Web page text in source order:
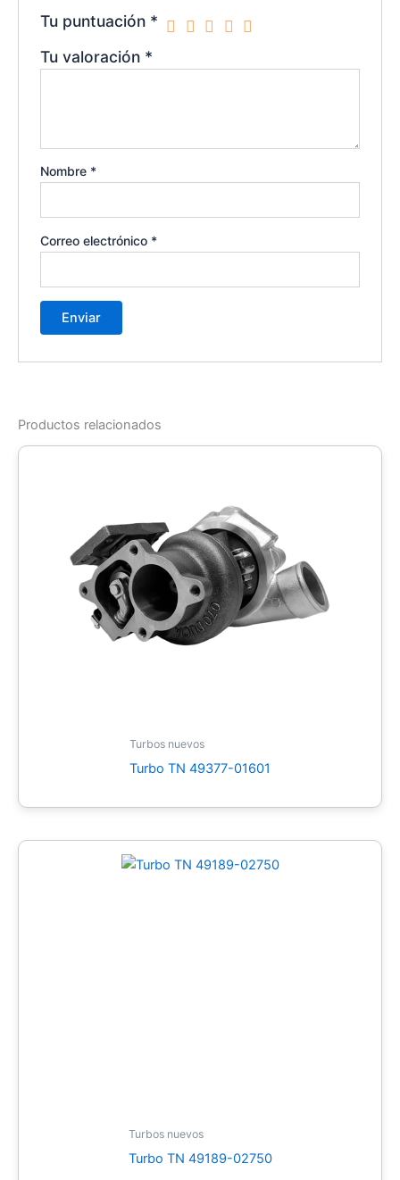
Tu puntuación *
Tu valoración *
Nombre *
Correo electrónico *
Productos relacionados
Turbos nuevos
Turbo TN 49377-01601
Turbos nuevos
Turbo TN 49189-02750